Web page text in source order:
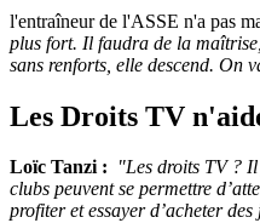
l'entraîneur de l'ASSE n'a pas
plus fort. Il faudra de la maîtrise,
sans renforts, elle descend. On
Les Droits TV
Loïc Tanzi :
"Les droits TV ? Il
clubs peuvent se permettre
profiter et essayer d’acheter